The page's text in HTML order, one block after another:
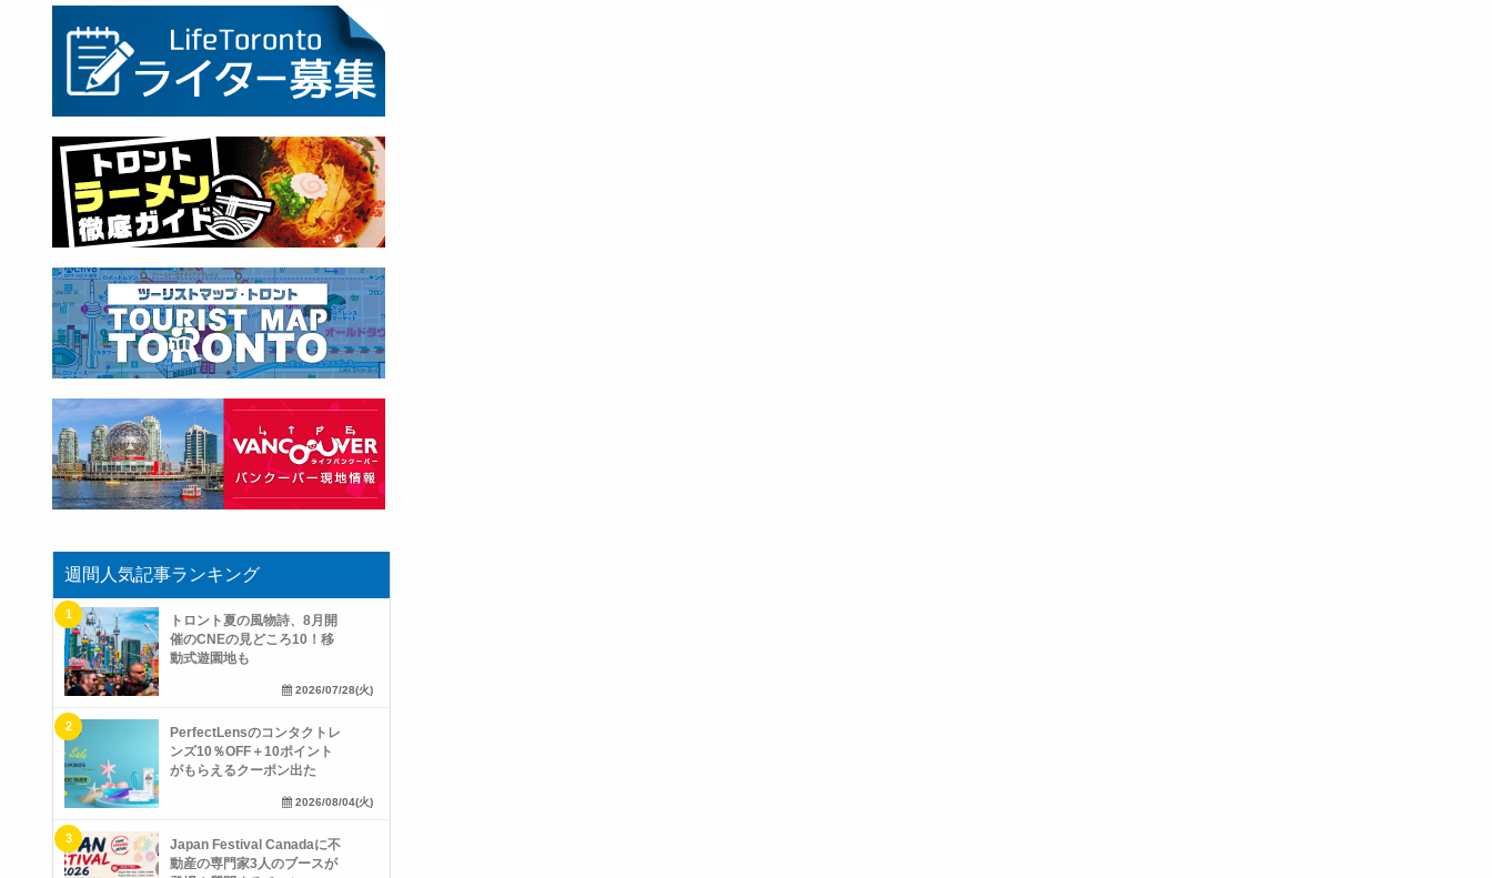
週間人気記事ランキング
トロント夏の風物詩、8月開
催のCNEの見どころ10！移
動式遊園地も
2026/07/28(火)
PerfectLensのコンタクトレ
ンズ10％OFF＋10ポイント
がもらえるクーポン出た
2026/08/04(火)
Japan Festival Canadaに不
動産の専門家3人のブースが